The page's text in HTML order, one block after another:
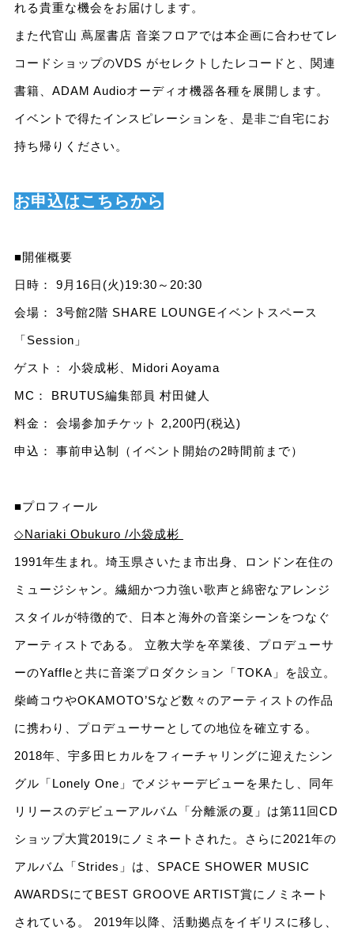
れる貴重な機会をお届けします。
また代官山 蔦屋書店 音楽フロアでは本企画に合わせてレ
コードショップのVDS がセレクトしたレコードと、関連
書籍、ADAM Audioオーディオ機器各種を展開します。
イベントで得たインスピレーションを、是非ご自宅にお
持ち帰りください。
お申込はこちらから
■開催概要
日時： 9月16日(火)19:30～20:30
会場： 3号館2階 SHARE LOUNGEイベントスペース
「Session」
ゲスト： 小袋成彬、Midori Aoyama
MC： BRUTUS編集部員 村田健人
料金： 会場参加チケット 2,200円(税込)
申込： 事前申込制（イベント開始の2時間前まで）
■プロフィール
◇Nariaki Obukuro /小袋成彬
1991年生まれ。埼玉県さいたま市出身、ロンドン在住の
ミュージシャン。繊細かつ力強い歌声と綿密なアレンジ
スタイルが特徴的で、日本と海外の音楽シーンをつなぐ
アーティストである。 立教大学を卒業後、プロデューサ
ーのYaffleと共に音楽プロダクション「TOKA」を設立。
柴崎コウやOKAMOTO’Sなど数々のアーティストの作品
に携わり、プロデューサーとしての地位を確立する。
2018年、宇多田ヒカルをフィーチャリングに迎えたシン
グル「Lonely One」でメジャーデビューを果たし、同年
リリースのデビューアルバム「分離派の夏」は第11回CD
ショップ大賞2019にノミネートされた。さらに2021年の
アルバム「Strides」は、SPACE SHOWER MUSIC
AWARDSにてBEST GROOVE ARTIST賞にノミネート
されている。 2019年以降、活動拠点をイギリスに移し、